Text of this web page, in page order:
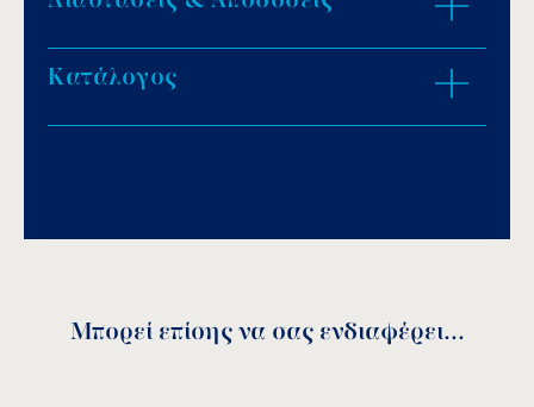
Κατάλογος
Μπορεί επίσης να σας ενδιαφέρει...